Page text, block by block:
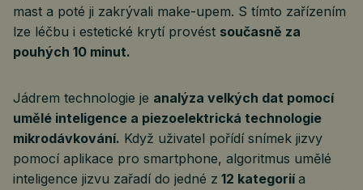
mast a poté ji zakrývali make-upem. S tímto zařízením
lze léčbu i estetické krytí provést současně za
pouhých 10 minut.
Jádrem technologie je analýza velkých dat pomocí
umělé inteligence a piezoelektrická technologie
mikrodávkování. Když uživatel pořídí snímek jizvy
pomocí aplikace pro smartphone, algoritmus umělé
inteligence jizvu zařadí do jedné z 12 kategoriía